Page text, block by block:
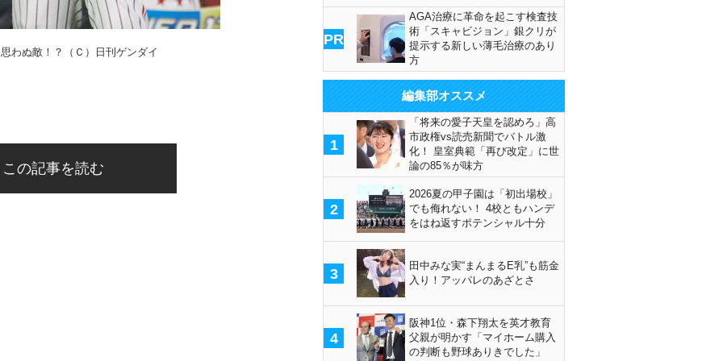
わぬ敵！？（Ｃ）日刊ゲンダイ
この記事を読む
PR
AGA治療に革命を起こす検査技
術「スキャビジョン」銀クリが
提示する新しい薄毛治療のあり
方
編集部オススメ
1
「将来の愛子天皇を認めろ」高
市政権vs読売新聞でバトル激
化！ 皇室典範「再び改定」に世
論の85％が味方
2
2026夏の甲子園は「初出場校」
でも侮れない！ 4校ともハンデ
をはね返すポテンシャル十分
3
田中みな実“まんまるE乳”も筋金
入り！アッパレのあざとさ
4
阪神1位・森下翔太を英才教育
父親が明かす「マイホーム購入
の判断も野球ありきでした」